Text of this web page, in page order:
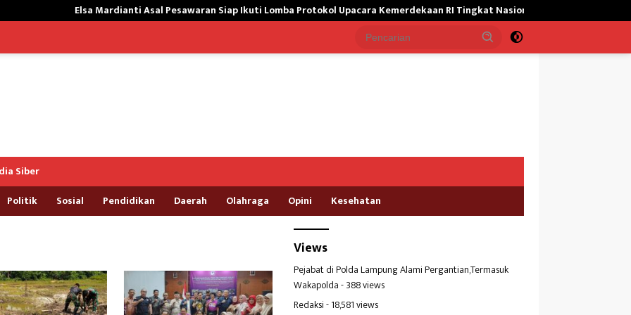
Elsa Mardianti Asal Pesawaran Siap Ikuti Lomba Protokol Upacara Kemerdekaan RI Tingkat Nasional Satgas Yonif 645/GTY
Siber
Politik Sosial Pendidikan Daerah Olahraga Opini Kesehatan
Views
Pejabat di Polda Lampung Alami Pergantian,Termasuk
Wakapolda- 388 views
Redaksi- 18,581 views